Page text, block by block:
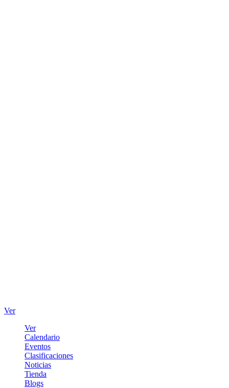
Ver
Ver
Calendario
Eventos
Clasificaciones
Noticias
Tienda
Blogs